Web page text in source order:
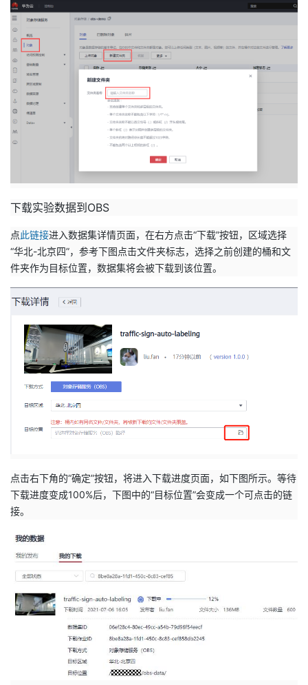
下载实验数据到OBS
点此链接进入数据集详情页面，在右方点击“下载”按钮，区域选择
“华北-北京四”，参考下图点击文件夹标志，选择之前创建的桶和文
件夹作为目标位置，数据集将会被下载到该位置。
点击右下角的“确定”按钮，将进入下载进度页面，如下图所示。等待
下载进度变成100%后，下图中的“目标位置”会变成一个可点击的链
接。